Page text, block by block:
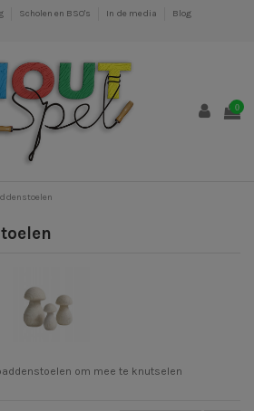
Scholen en BSO's In de media
Blog
0
om mee te knutselen